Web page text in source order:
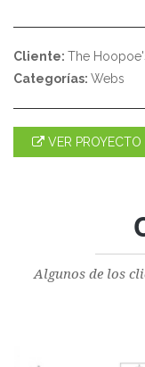
Cliente: The
Categorías: Webs
VER PROYECTO
Algunos de los